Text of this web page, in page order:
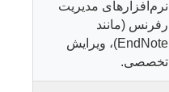
نرم‌افزارهای مدیریت
رفرنس (مانند
EndNote)، ویرایش
تخصصی.